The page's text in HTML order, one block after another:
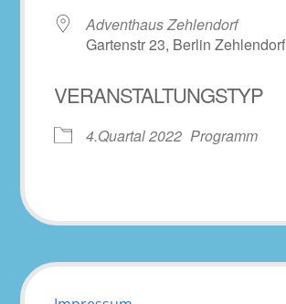
Adventhaus Zehlendorf
Gartenstr 23, Berlin Zehlendorf
VERANSTALTUNGSTYP
4.Quartal 2022 Programm